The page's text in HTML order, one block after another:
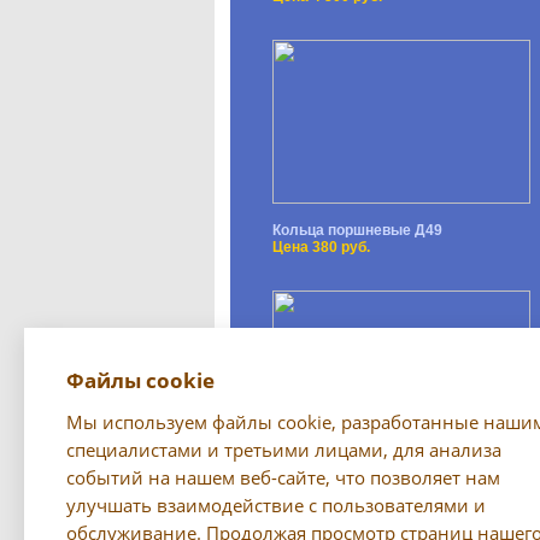
Кольца поршневые Д49
Цена 380 руб.
Светильник (переноска) РП-79
Все предложения →
Файлы cookie
Мы используем файлы cookie, разработанные
специалистами и третьими лицами, для анализа
событий на нашем веб-сайте, что позволяет нам
улучшать взаимодействие с пользователями и
обслуживание. Продолжая просмотр страниц